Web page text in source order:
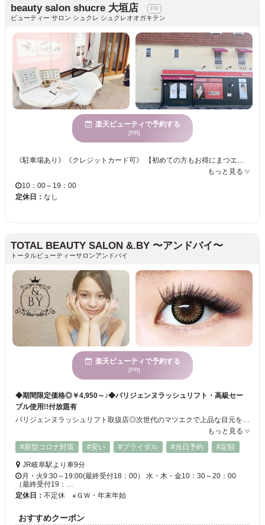
beauty salon shucre 大垣店
ビューティー サロン シュクレ シュクレオオガキテン
楽天ビューティで予約する
[PR]
もっと見る
10：00～19：00
定休日： なし
TOTAL BEAUTY SALON &.BY 〜アンドバイ〜
トータルビューティーサロンアンドバイ
楽天ビューティで予約する
[PR]
◆期間限定価格◎￥4,950～♪◆パリジェンヌラッシュリフト・高級セー
ブル使用!!付放題有
もっと見る
#新型コロナ対策
#安い #ブライダル #当日予約 #定額
JR岐阜駅より車9分
月・火9:30～19:00(最終受付18：00） 水・木・金10：30～20：00
（最終受付19：…
定休日： 不定休 ※ＧＷ・年末年始
おすすめクーポン